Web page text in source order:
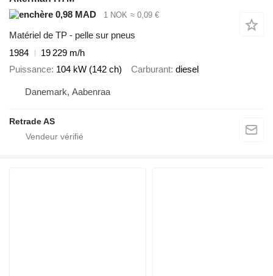
0,98 MAD
1 NOK ≈ 0,09 €
Matériel de TP - pelle sur pneus
1984
19 229 m/h
Puissance 104 kW (142 ch) Carburant diesel
Danemark, Aabenraa
Retrade AS